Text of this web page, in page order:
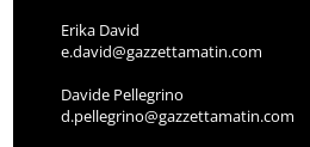
Erika David
e.david@gazzettamatin.com
Davide Pellegrino
d.pellegrino@gazzettamatin.com